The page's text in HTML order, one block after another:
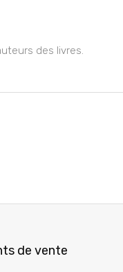
des livres.
de vente